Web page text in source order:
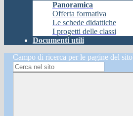
Panoramica
Offerta formativa
Le schede didattiche
I progetti delle classi
Documenti utili
Campo di ricerca per le pagine del sito